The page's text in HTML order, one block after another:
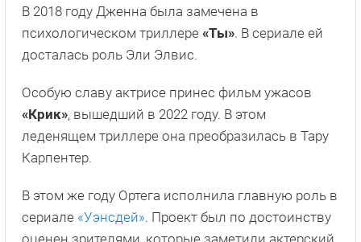
В 2018 году Дженна была замечена в
психологическом триллере «Ты». В сериале ей
досталась роль Эли Элвис.
Особую славу актрисе принес фильм ужасов
«Крик», вышедший в 2022 году. В этом
леденящем триллере она преобразилась в Тару
Карпентер.
В этом же году Ортега исполнила главную роль в
сериале «Уэнсдей». Проект был по достоинству
оценен зрителями, которые заметили актерский